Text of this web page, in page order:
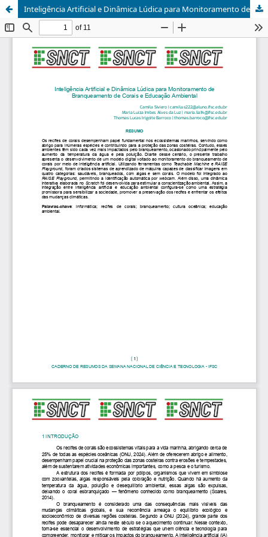
Inteligência Artificial e Dinâmica Lúdica para Monitoramento de Branqueamento de Corais e Educação Ambiental